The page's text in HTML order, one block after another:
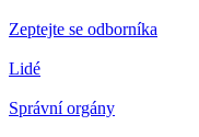
Zeptejte se odborníka
Lidé
Správní orgány